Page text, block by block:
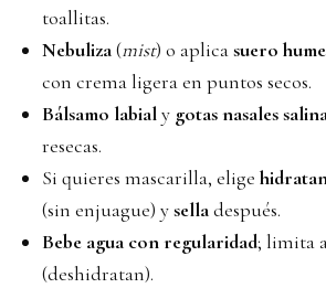
toallitas.
Nebuliza(mist) o aplicasuero
con crema ligera en puntos secos.
Bálsamo labialy gotas nasales
resecas.
Si quieres mascarilla, elige
(sin enjuague) yselladespués.
Bebe agua con regularidad; limita
(deshidratan).